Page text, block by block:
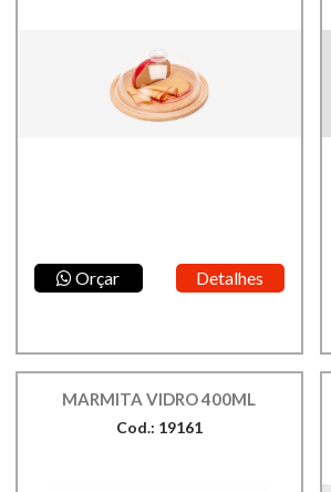
Orçar Detalhes
MARMITA VIDRO 400ML
Cod.: 19161